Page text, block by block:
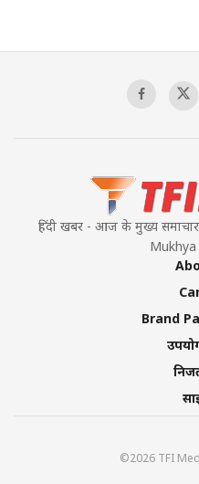
हिंदी खबर - आज के मुख्य
Brand
©2026 TFI